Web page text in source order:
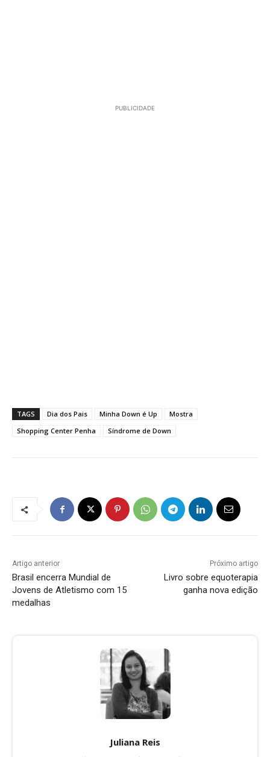
PUBLICIDADE
TAGS Dia dos Pais Minha Down é Up
Mostra
Shopping Center Penha
Síndrome de Down
Artigo anterior
Brasil encerra Mundial de
Jovens de Atletismo com 15
medalhas
Próximo artigo
Livro sobre equoterapia
ganha nova edição
Juliana Reis